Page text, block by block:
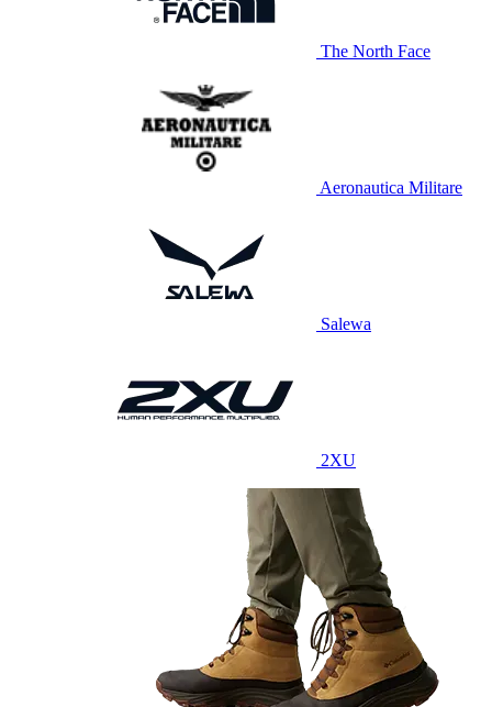
The North Face
Aeronautica Militare
Salewa
2XU